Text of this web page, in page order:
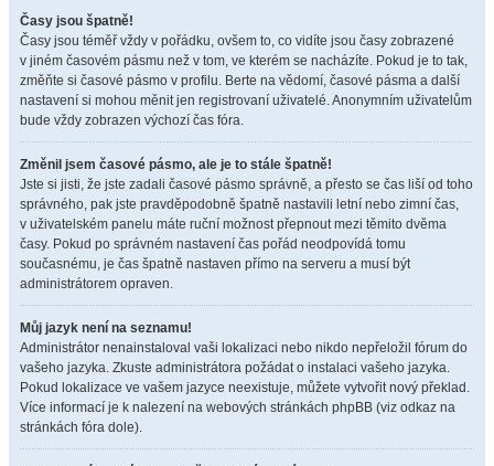
Časy jsou špatně!
Časy jsou téměř vždy v pořádku, ovšem to, co vidíte jsou časy zobrazené
v jiném časovém pásmu než v tom, ve kterém se nacházíte. Pokud je to tak,
změňte si časové pásmo v profilu. Berte na vědomí, časové pásma a další
nastavení si mohou měnit jen registrovaní uživatelé. Anonymním uživatelům
bude vždy zobrazen výchozí čas fóra.
Změnil jsem časové pásmo, ale je to stále špatně!
Jste si jisti, že jste zadali časové pásmo správně, a přesto se čas liší od toho
správného, pak jste pravděpodobně špatně nastavili letní nebo zimní čas,
v uživatelském panelu máte ruční možnost přepnout mezi těmito dvěma
časy. Pokud po správném nastavení čas pořád neodpovídá tomu
současnému, je čas špatně nastaven přímo na serveru a musí být
administrátorem opraven.
Můj jazyk není na seznamu!
Administrátor nenainstaloval vaši lokalizaci nebo nikdo nepřeložil fórum do
vašeho jazyka. Zkuste administrátora požádat o instalaci vašeho jazyka.
Pokud lokalizace ve vašem jazyce neexistuje, můžete vytvořit nový překlad.
Více informací je k nalezení na webových stránkách phpBB (viz odkaz na
stránkách fóra dole).